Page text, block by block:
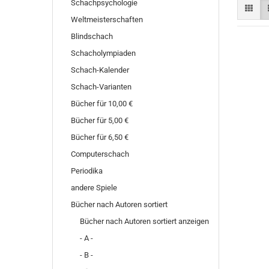
Schachpsychologie
Weltmeisterschaften
Blindschach
Schacholympiaden
Schach-Kalender
Schach-Varianten
Bücher für 10,00 €
Bücher für 5,00 €
Bücher für 6,50 €
Computerschach
Periodika
andere Spiele
Bücher nach Autoren sortiert
Bücher nach Autoren sortiert anzeigen
- A -
- B -